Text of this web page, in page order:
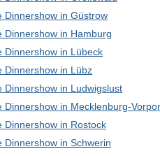
Dinnershow in Güstrow
Dinnershow in Hamburg
Dinnershow in Lübeck
Dinnershow in Lübz
Dinnershow in Ludwigslust
Dinnershow in Mecklenburg-
Dinnershow in Rostock
Dinnershow in Schwerin